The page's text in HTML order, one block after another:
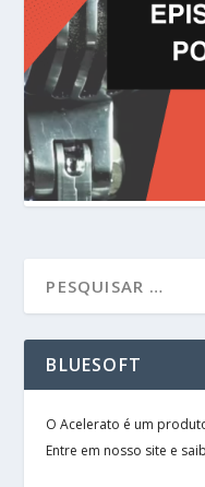
BLUESOFT
O Acelerato é um
Entre em nosso site e